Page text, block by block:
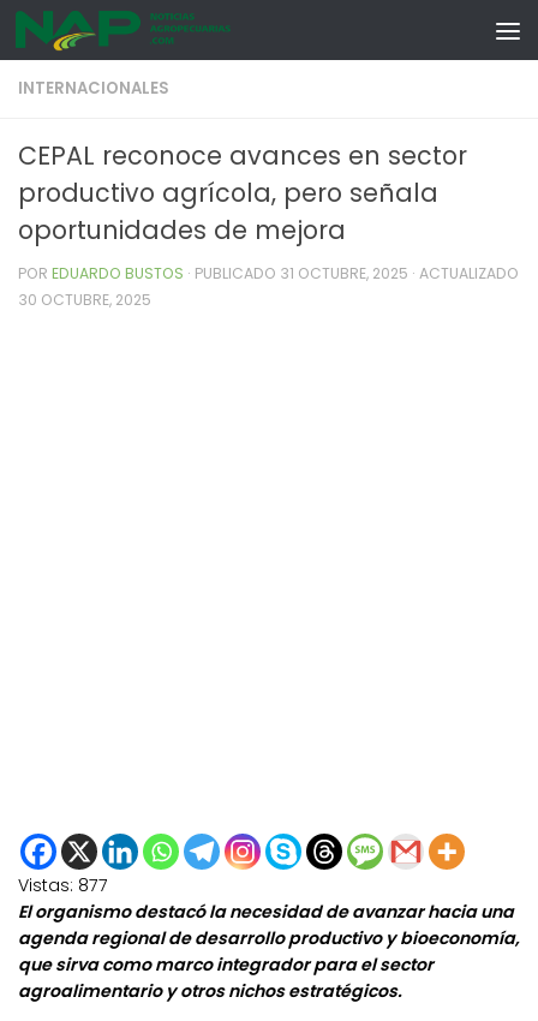
Skip to content
INTERNACIONALES
CEPAL reconoce avances en sector
productivo agrícola, pero señala
oportunidades de mejora
POR EDUARDO BUSTOS · PUBLICADO 31 OCTUBRE, 2025 · ACTUALIZADO
30 OCTUBRE, 2025
Vistas: 877
El organismo destacó la necesidad de avanzar hacia una
agenda regional de desarrollo productivo y bioeconomía,
que sirva como marco integrador para el sector
agroalimentario y otros nichos estratégicos.